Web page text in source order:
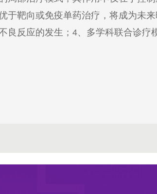
于靶向或免疫单药治疗，将成为未
良反应的发生； 4、多学科联合诊疗